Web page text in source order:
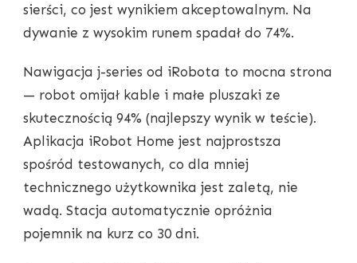
sierści, co jest wynikiem akceptowalnym. Na
dywanie z wysokim runem spadał do 74%.
Nawigacja j-series od iRobota to mocna strona
— robot omijał kable i małe pluszaki ze
skutecznością 94% (najlepszy wynik w teście).
Aplikacja iRobot Home jest najprostsza
spośród testowanych, co dla mniej
technicznego użytkownika jest zaletą, nie
wadą. Stacja automatycznie opróżnia
pojemnik na kurz co 30 dni.